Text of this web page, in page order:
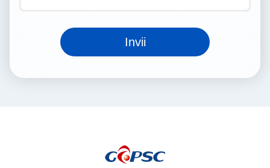
Invii